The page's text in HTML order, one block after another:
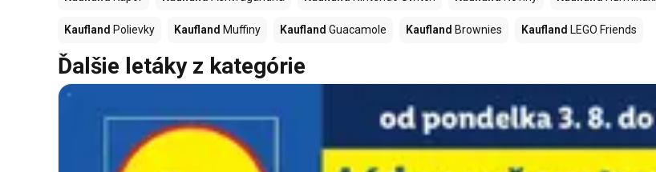
Kaufland Polievky Kaufland Muffiny Kaufland Guacamole Kaufland Brownies Kaufland LEGO Friends
Ďalšie letáky z kategórie